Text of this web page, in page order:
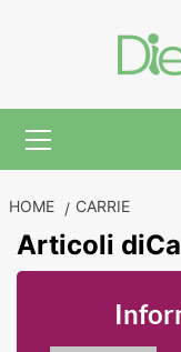
Menu
HOME CARRIE
Articoli di